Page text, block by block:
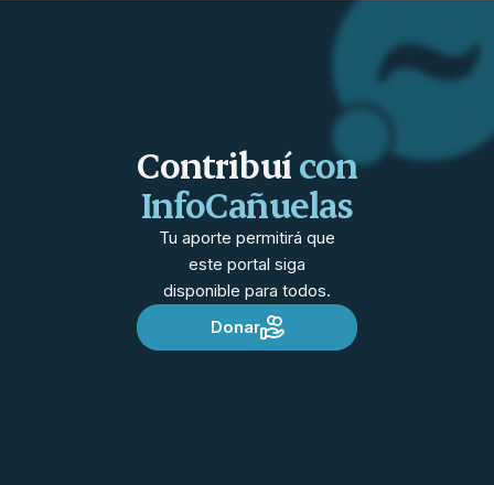
Contribuícon
InfoCañuelas
Tu aporte permitirá que
este portal siga
disponible para todos.
Donar